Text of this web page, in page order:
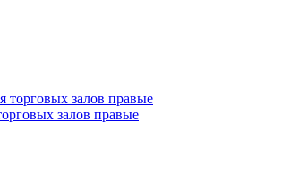
залов правые